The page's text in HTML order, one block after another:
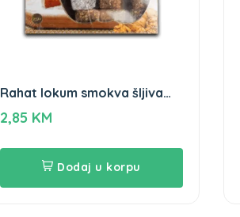
Rahat lokum smokva šljiva
Gameha 250g
2,85 KM
Dodaj u korpu